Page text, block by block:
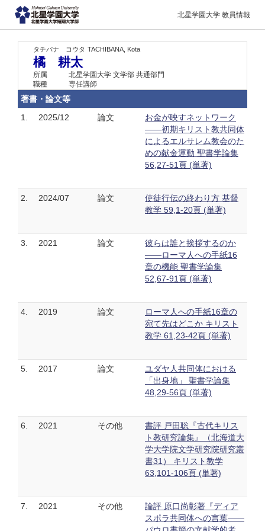
北星学園大学 教員情報
タチバナ コウタ TACHIBANA, Kota
橘 耕太
所属
北星学園大学 文学部 共通部門
職種
専任講師
著書・論文等
1.
2025/12 論文
お金が映すネットワーク
――初期キリスト教共同体
によるエルサレム教会のた
めの献金運動 聖書学論集
56,27-51頁 (単著)
2. 2024/07 論文
使徒行伝の終わり方 基督
教学 59,1-20頁 (単著)
3. 2021 論文
彼らは誰と挨拶するのか
――ローマ人への手紙16
章の機能 聖書学論集
52,67-91頁 (単著)
4. 2019 論文
ローマ人への手紙16章の
宛て先はどこか キリスト
教学 61,23-42頁 (単著)
5. 2017 論文
ユダヤ人共同体における
「出身地」 聖書学論集
48,29-56頁 (単著)
6. 2021 その他
書評 戸田聡『古代キリス
ト教研究論集』（北海道大
学大学院文学研究院研究叢
書31） キリスト教学
63,101-106頁 (単著)
7. 2021 その他
論評 原口尚彰著『ディア
スポラ共同体への言葉――